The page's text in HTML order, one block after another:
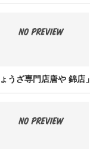
ょうざ専門店唐や 錦店」